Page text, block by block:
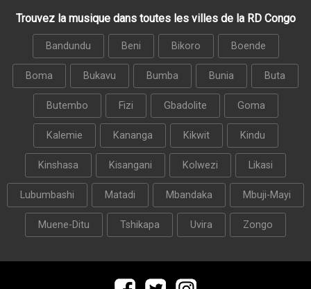
Trouvez la musique dans toutes les villes de la RD Congo
Bandundu Beni Bikoro Boende
Boma Bukavu Bumba Bunia Buta
Butembo Fizi Gbadolite Goma
Kalemie Kananga Kikwit Kindu
Kinshasa Kisangani Kolwezi Likasi
Lubumbashi Matadi Mbandaka Mbuji-Mayi
Muene-Ditu Tshikapa Uvira Zongo